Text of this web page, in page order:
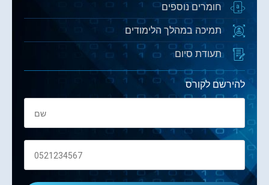
חומרים נוספים
תמיכה במהלך הלימודים
תעודת סיום
להירשם לקורס